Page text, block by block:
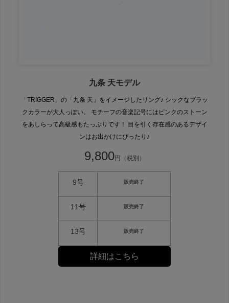
九条 天モデル
「TRIGGER」の「九条 天」をイメージしたリング♪ シックなブラッ
クカラーが大人っぽい。 モチーフの音楽記号にはピンクのストーン
をあしらって高級感もたっぷりです！ 目を引く存在感のあるデザイ
ンはお出かけにぴったり♪
9,800円（税別）
9号 販売終了
11号 販売終了
13号 販売終了
詳細はこちら